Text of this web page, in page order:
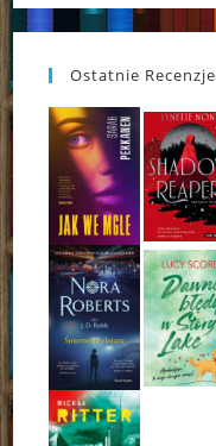
Ostatnie Recenzje